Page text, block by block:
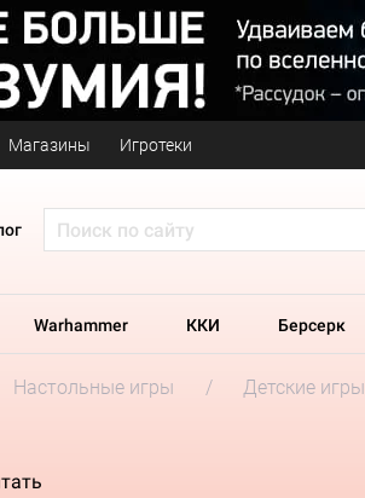
Магазины Игротеки
Warhammer ККИ Берсерк
Настольные игры Детские игры